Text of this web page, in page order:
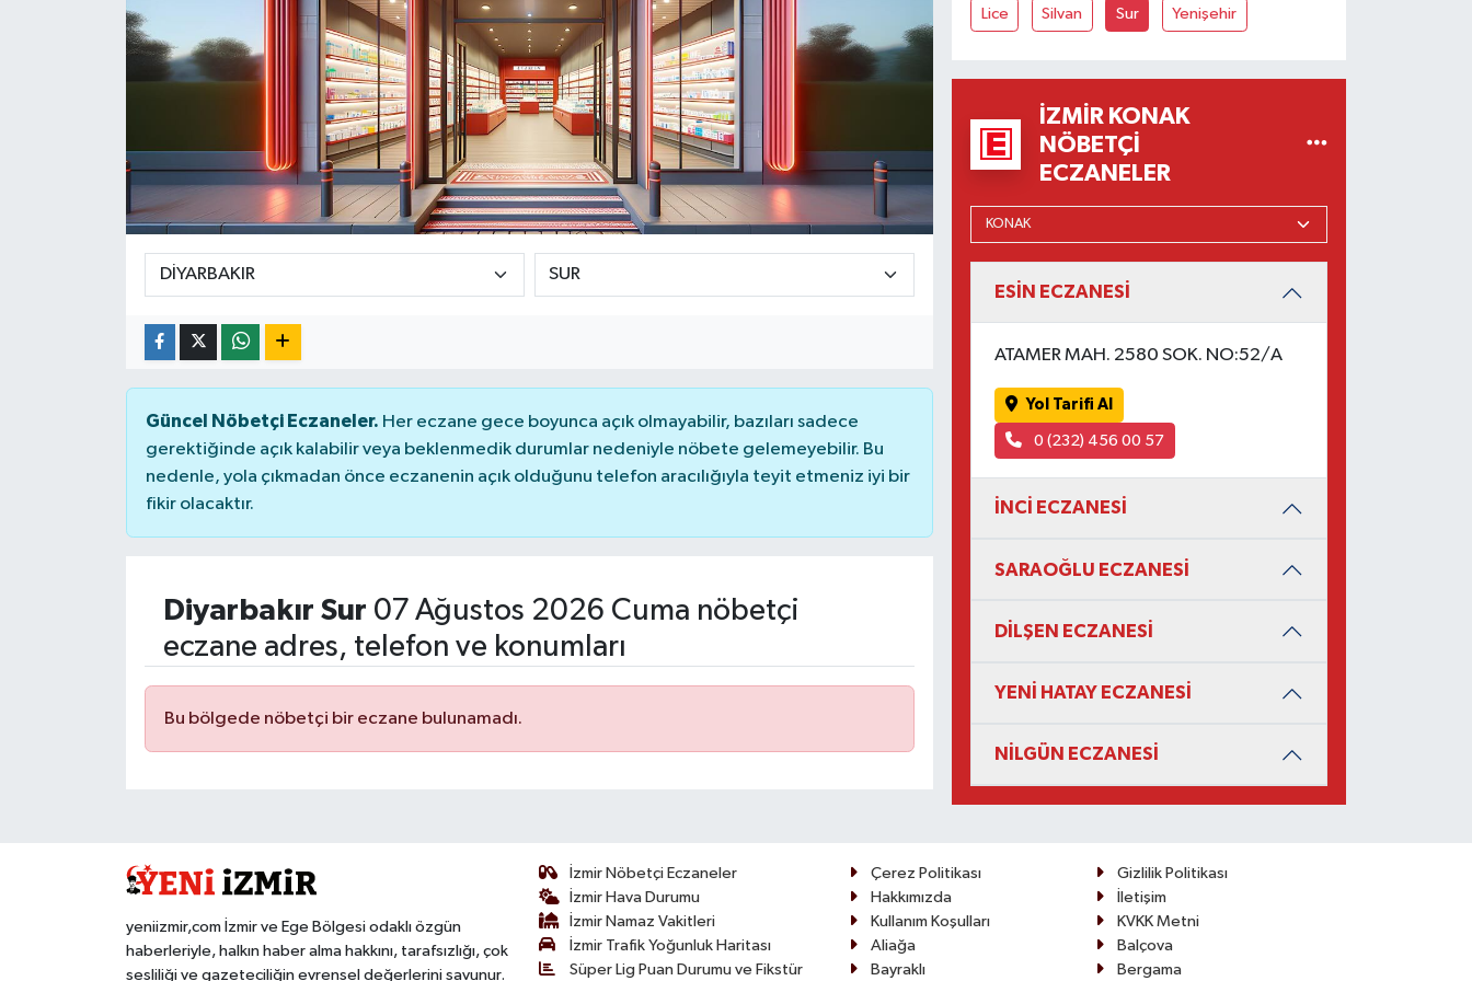
Güncel Nöbetçi Eczaneler. Her eczane gece boyunca açık olmayabilir, bazıları sadece
gerektiğinde açık kalabilir veya beklenmedik durumlar nedeniyle nöbete gelemeyebilir. Bu
nedenle, yola çıkmadan önce eczanenin açık olduğunu telefon aracılığıyla teyit etmeniz iyi bir
fikir olacaktır.
Diyarbakır Sur 07 Ağustos 2026 Cuma nöbetçi
eczane adres, telefon ve konumları
Bu bölgede nöbetçi bir eczane bulunamadı.
Lice Silvan Sur Yenişehir
İZMIR KONAK
NÖBETÇI
ECZANELER
ESİN ECZANESİ
ATAMER MAH. 2580 SOK. NO:52/A
Yol Tarifi Al
0 (232) 456 00 57
İNCİ ECZANESİ
SARAOĞLU ECZANESİ
DİLŞEN ECZANESİ
YENİ HATAY ECZANESİ
NİLGÜN ECZANESİ
yeniizmir,com İzmir ve Ege Bölgesi odaklı özgün
haberleriyle, halkın haber alma hakkını, tarafsızlığı, çok
sesliliği ve gazeteciliğin evrensel değerlerini savunur.
İzmir Nöbetçi Eczaneler
İzmir Hava Durumu
İzmir Namaz Vakitleri
İzmir Trafik Yoğunluk Haritası
Süper Lig Puan Durumu ve Fikstür
Çerez Politikası
Gizlilik Politikası
Hakkımızda
İletişim
Kullanım Koşulları
KVKK Metni
Aliağa
Balçova
Bayraklı
Bergama
Tatil ve Seyahat
Okul Gazetesi